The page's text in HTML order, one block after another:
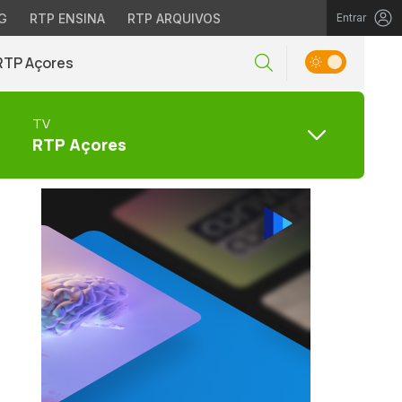
RTP ENSINA RTP ARQUIVOS Entrar
Açores
TV
RTP Açores